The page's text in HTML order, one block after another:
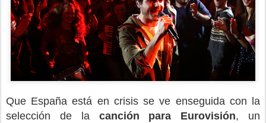
Que España está en crisis se ve enseguida con la
selección de la canción para Eurovisión, un